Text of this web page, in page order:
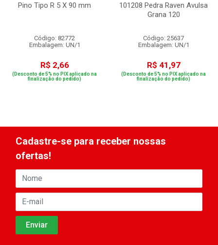
Pino Tipo R 5 X 90 mm
Código: 82772
Embalagem: UN/1
R$ 2,66
(Desconto de 5% no PIX aplicado na
finalização do pedido)
101208 Pedra Raven Avulsa
Grana 120
Código: 25637
Embalagem: UN/1
R$ 41,97
(Desconto de 5% no PIX aplicado na
finalização do pedido)
Cadastre-se para receber nossas
ofertas!